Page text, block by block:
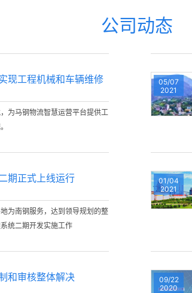
公司动态
现工程机械和车辆维修
为马钢物流智慧运营平台提供工
05/07
2021
期正式上线运行
为南钢服务，达到领导规划的整
统二期开发实施工作
01/04
2021
和审核整体解决
09/22
2020